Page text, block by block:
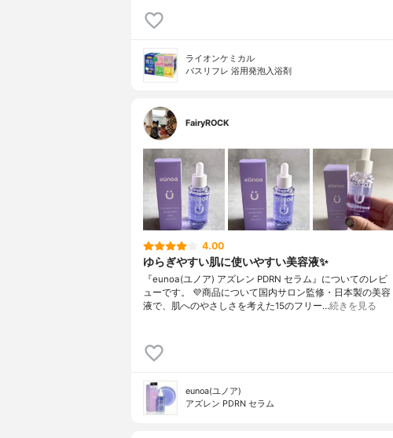
ライオンケミカル
バスリフレ 浴用発泡入浴剤
FairyROCK
4.00
ゆらぎやすい肌に使いやすい美容液✨
『eunoa(ユノア) アズレン PDRN セラム』についてのレビ
ューです。 💜商品について国内サロン監修・日本製の美容
液で、肌へのやさしさを考えた15のフリー…続きを見る
eunoa(ユノア)
アズレン PDRN セラム